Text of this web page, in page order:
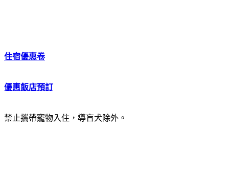
住宿優惠卷
優惠飯店預訂
禁止攜帶寵物入住，導盲犬除外。